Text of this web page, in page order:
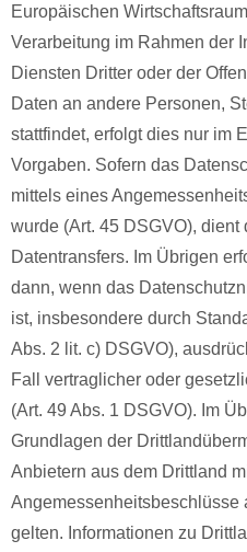
Europäischen
Verarbeitung im Rahmen der
Diensten Dritter oder der
Daten an andere Personen,
stattfindet, erfolgt dies nur im
Vorgaben. Sofern das
mittels eines
wurde (Art. 45 DSGVO),
Datentransfers. Im Übrigen
dann, wenn das
ist, insbesondere durch
Abs. 2 lit. c) DSGVO),
Fall vertraglicher oder
(Art. 49 Abs. 1 DSGVO). Im
Grundlagen der
Anbietern aus dem Drittland
Angemessenheitsbeschlüsse
gelten. Informationen zu